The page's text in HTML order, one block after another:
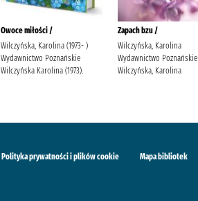
Owoce miłości /
Wilczyńska, Karolina (1973- )
Wydawnictwo Poznańskie
Wilczyńska Karolina (1973).
Zapach bzu /
Wilczyńska, Karolina
Wydawnictwo Poznańskie
Wilczyńska, Karolina
Polityka prywatności i plików cookie Mapa bibliotek